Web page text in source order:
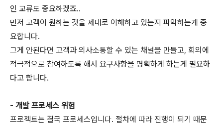
인 교류도 중요하겠죠..
먼저 고객이 원하는 것을 제대로 이해하고 있는지 파악하는게 중
요합니다.
그게 안된다면 고객과 의사소통할 수 있는 채널을 만들고, 회의에
적극적으로 참여하도록 해서 요구사항을 명확하게 하는게 필요하
다고 합니다.
- 개발 프로세스 위험
프로젝트는 결국 프로세스입니다. 절차에 따라 진행이 되기 때문